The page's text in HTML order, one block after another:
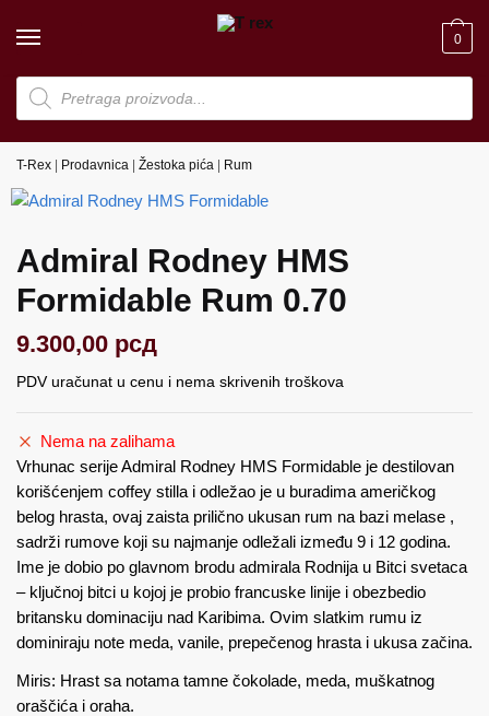
Products
search
0
T-Rex Prodavnica Žestoka pića Rum
Admiral Rodney HMS
Formidable Rum 0.70
9.300,00 рсд
PDV uračunat u cenu i nema skrivenih troškova
Nema na zalihama
Vrhunac serije Admiral Rodney HMS Formidable je destilovan
korišćenjem coffey stilla i odležao je u buradima američkog
belog hrasta, ovaj zaista prilično ukusan rum na bazi melase ,
sadrži rumove koji su najmanje odležali između 9 i 12 godina.
Ime je dobio po glavnom brodu admirala Rodnija u Bitci svetaca
– ključnoj bitci u kojoj je probio francuske linije i obezbedio
britansku dominaciju nad Karibima. Ovim slatkim rumu iz
dominiraju note meda, vanile, prepečenog hrasta i ukusa začina.
Miris: Hrast sa notama tamne čokolade, meda, muškatnog
oraščića i oraha.